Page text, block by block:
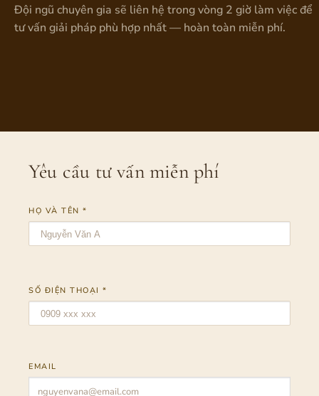
Đội ngũ chuyên gia sẽ liên hệ trong vòng 2 giờ làm việc để
tư vấn giải pháp phù hợp nhất — hoàn toàn miễn phí.
Yêu cầu tư vấn miễn phí
HỌ VÀ TÊN *
SỐ ĐIỆN THOẠI *
EMAIL